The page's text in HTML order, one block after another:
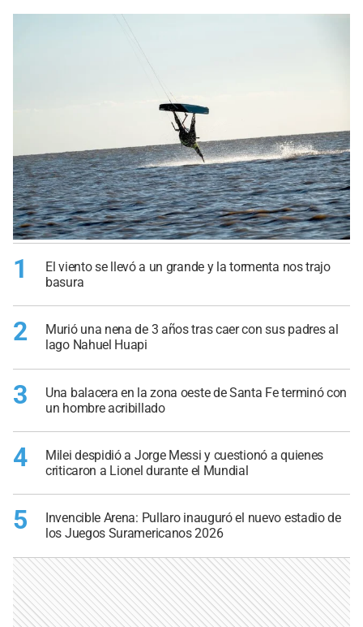
1
El viento se llevó a un grande y la tormenta nos trajo
basura
2
Murió una nena de 3 años tras caer con sus padres al
lago Nahuel Huapi
3
Una balacera en la zona oeste de Santa Fe terminó con
un hombre acribillado
4
Milei despidió a Jorge Messi y cuestionó a quienes
criticaron a Lionel durante el Mundial
5
Invencible Arena: Pullaro inauguró el nuevo estadio de
los Juegos Suramericanos 2026